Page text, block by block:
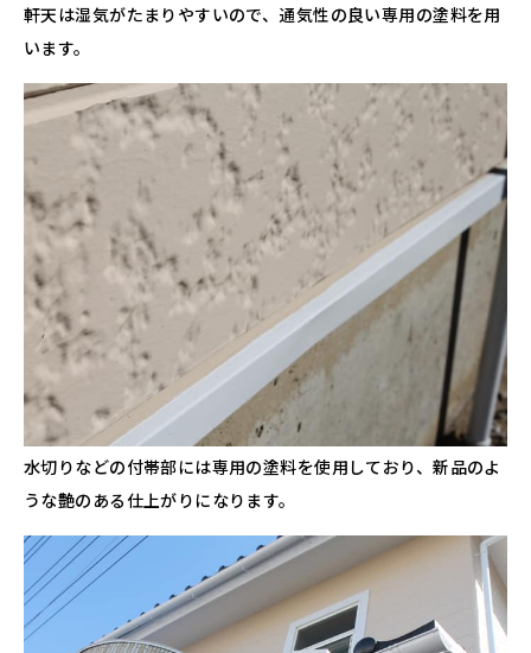
軒天は湿気がたまりやすいので、通気性の良い専用の塗料を用
います。
水切りなどの付帯部には専用の塗料を使用しており、新品のよ
うな艶のある仕上がりになります。